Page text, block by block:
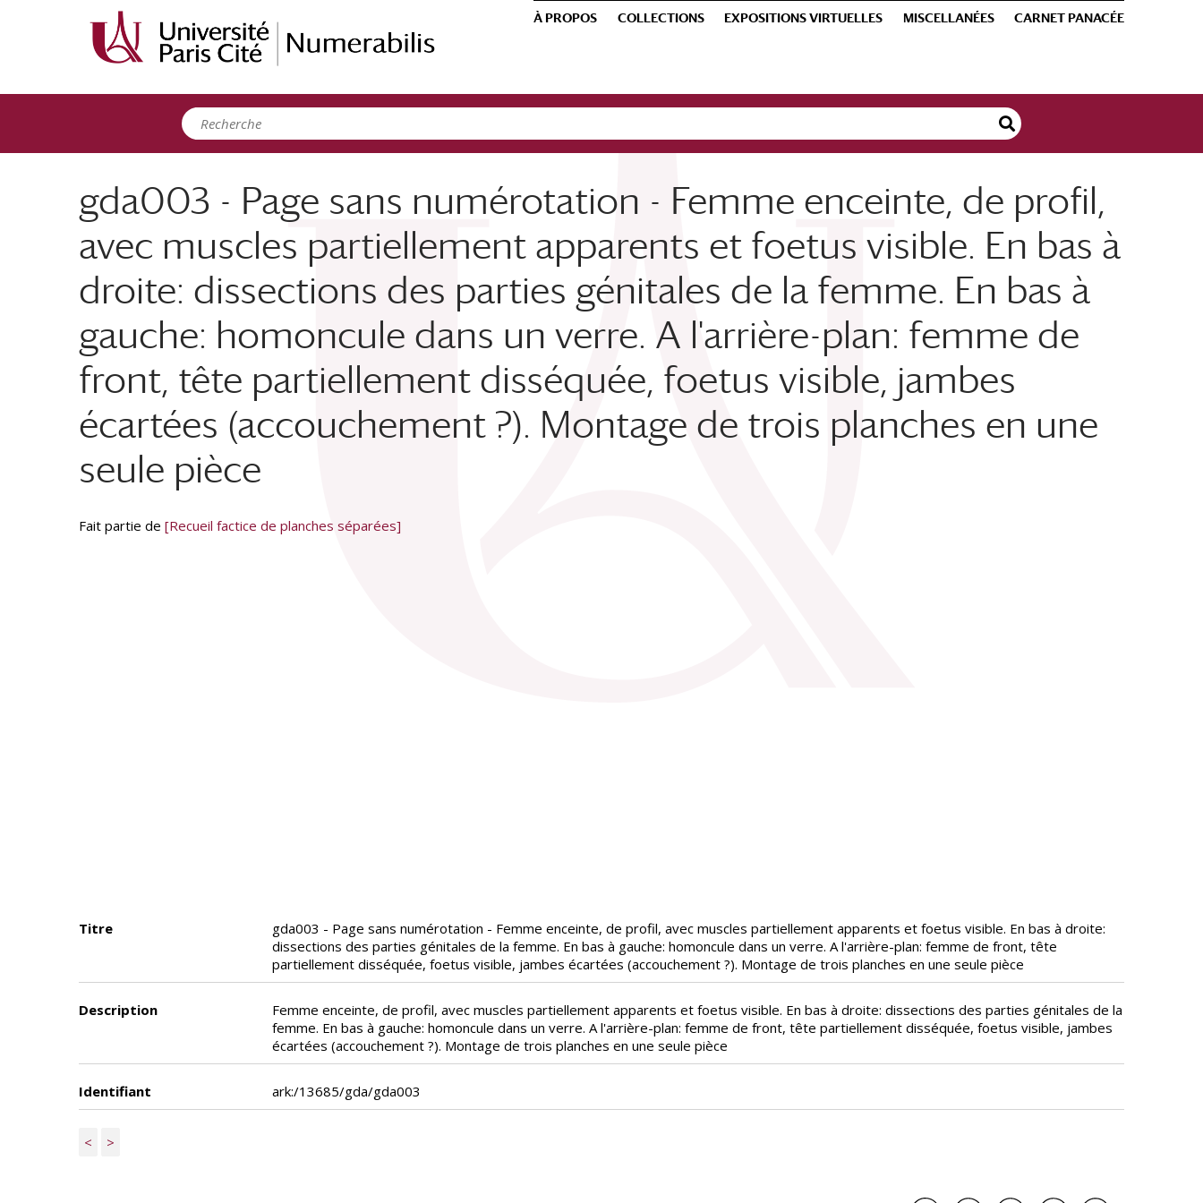
À PROPOS COLLECTIONS EXPOSITIONS VIRTUELLES MISCELLANÉES CARNET PANACÉE
gda003 - Page sans numérotation - Femme enceinte, de profil,
avec muscles partiellement apparents et foetus visible. En bas à
droite: dissections des parties génitales de la femme. En bas à
gauche: homoncule dans un verre. A l'arrière-plan: femme de
front, tête partiellement disséquée, foetus visible, jambes
écartées (accouchement ?). Montage de trois planches en une
seule pièce
Fait partie de [Recueil factice de planches séparées]
Titre
gda003 - Page sans numérotation - Femme enceinte, de profil, avec muscles partiellement apparents et foetus visible. En bas à droite:
dissections des parties génitales de la femme. En bas à gauche: homoncule dans un verre. A l'arrière-plan: femme de front, tête
partiellement disséquée, foetus visible, jambes écartées (accouchement ?). Montage de trois planches en une seule pièce
Description
Femme enceinte, de profil, avec muscles partiellement apparents et foetus visible. En bas à droite: dissections des parties génitales de la
femme. En bas à gauche: homoncule dans un verre. A l'arrière-plan: femme de front, tête partiellement disséquée, foetus visible, jambes
écartées (accouchement ?). Montage de trois planches en une seule pièce
Identifiant ark:/13685/gda/gda003
< >
Panneau de gestion des cookies